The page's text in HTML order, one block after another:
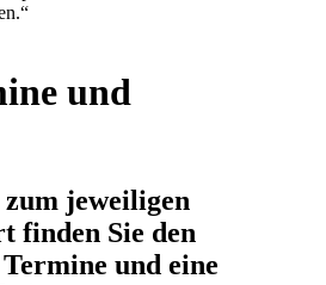
und
jeweiligen
finden Sie den
und eine